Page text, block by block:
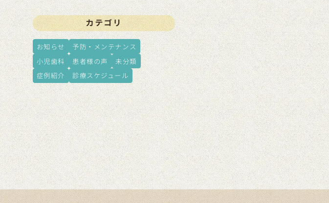
カテゴリ
お知らせ
予防・メンテナンス
小児歯科
患者様の声
未分類
症例紹介
診療スケジュール